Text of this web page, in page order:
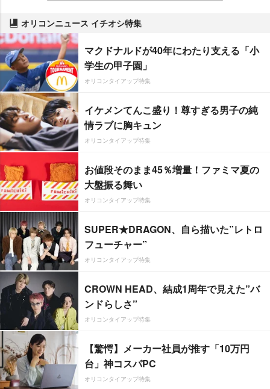
オリコンニュース イチオシ特集
マクドナルドが40年にわたり支える「小
学生の甲子園」
オリコンタイアップ特集
イケメンてんこ盛り！尊すぎる男子の純
情ラブに胸キュン
オリコンタイアップ特集
お値段そのまま45％増量！ファミマ夏の
大盤振る舞い
オリコンタイアップ特集
SUPER★DRAGON、自ら描いた”レトロ
フューチャー”
オリコンタイアップ特集
CROWN HEAD、結成1周年で見えた”バ
ンドらしさ”
オリコンタイアップ特集
【驚愕】メーカー社員が推す「10万円
台」神コスパPC
オリコンタイアップ特集